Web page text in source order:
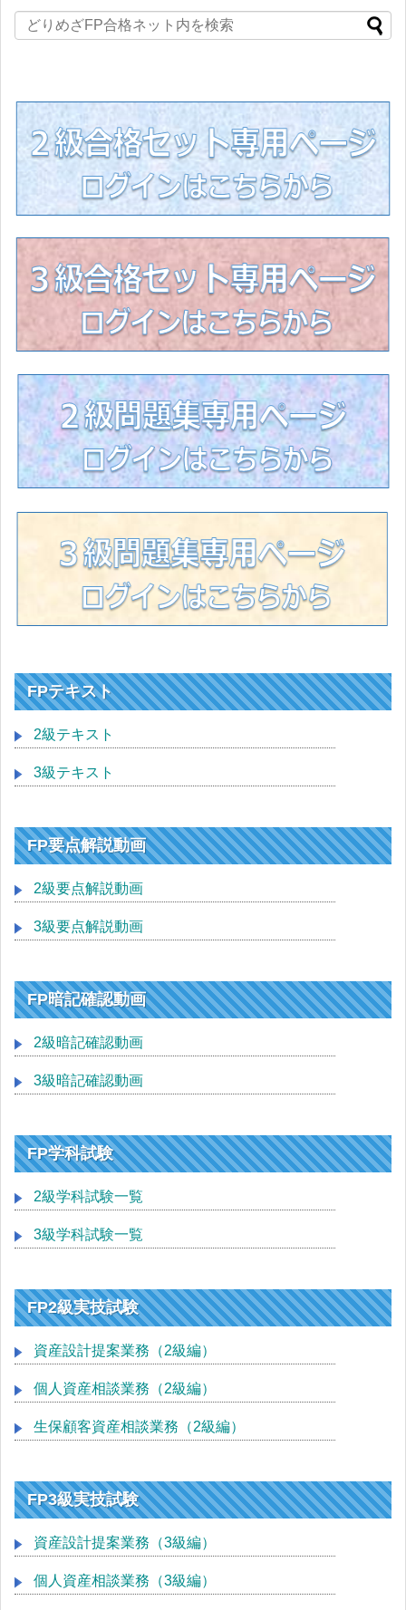
FPテキスト
2級テキスト
3級テキスト
FP要点解説動画
2級要点解説動画
3級要点解説動画
FP暗記確認動画
2級暗記確認動画
3級暗記確認動画
FP学科試験
2級学科試験一覧
3級学科試験一覧
FP2級実技試験
資産設計提案業務（2級編）
個人資産相談業務（2級編）
生保顧客資産相談業務（2級編）
FP3級実技試験
資産設計提案業務（3級編）
個人資産相談業務（3級編）